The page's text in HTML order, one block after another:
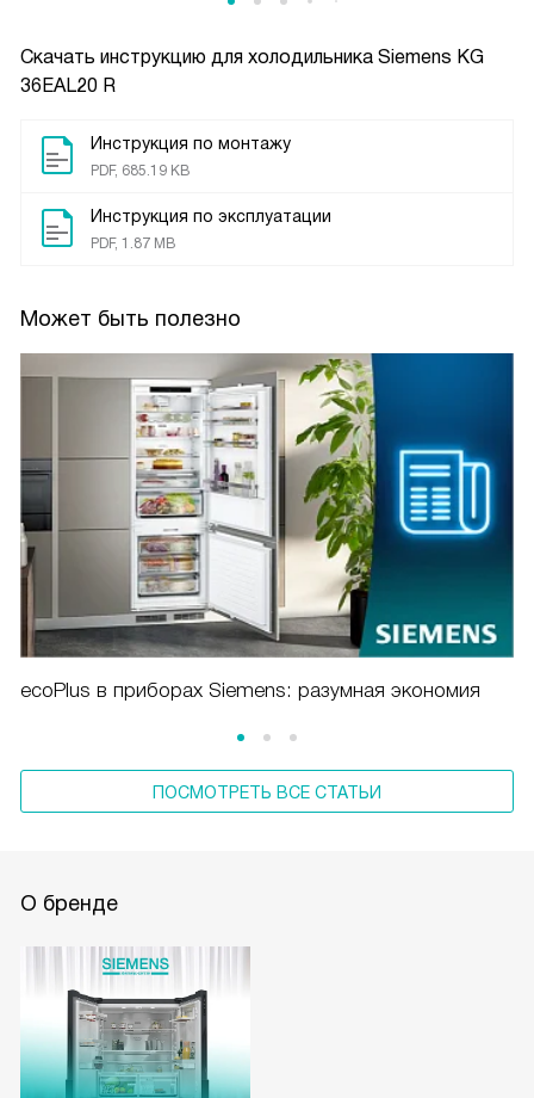
Скачать инструкцию для холодильника Siemens KG
36EAL20 R
Инструкция по монтажу
PDF, 685.19 KB
Инструкция по эксплуатации
PDF, 1.87 MB
Может быть полезно
ecoPlus в приборах Siemens: разумная экономия
ПОСМОТРЕТЬ ВСЕ СТАТЬИ
О бренде